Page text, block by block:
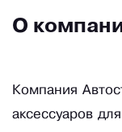
О
Компания
аксессуаров